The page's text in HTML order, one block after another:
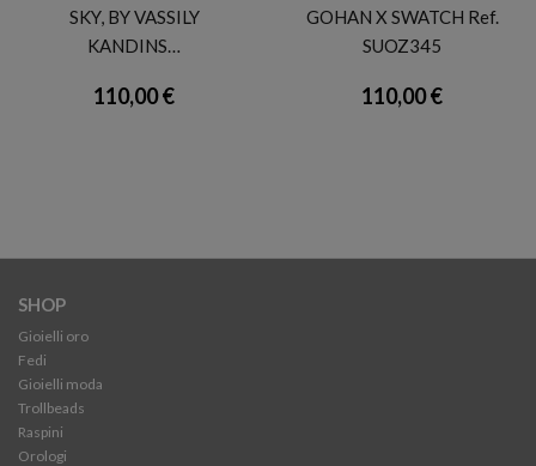
SKY, BY VASSILY
KANDINS…
110,00 €
GOHAN X SWATCH Ref.
SUOZ345
110,00 €
SHOP
Gioielli oro
Fedi
Gioielli moda
Trollbeads
Raspini
Orologi